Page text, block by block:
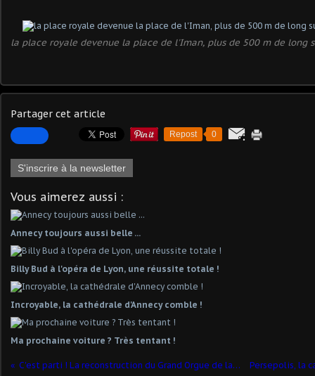
la place royale devenue la place de l'Iman, plus de 500 m de long
Partager cet article
Repost 0
S'inscrire à la newsletter
Vous aimerez aussi :
Annecy toujours aussi belle ...
Billy Bud à l'opéra de Lyon, une réussite totale !
Incroyable, la cathédrale d'Annecy comble !
Ma prochaine voiture ? Très tentant !
C'est parti ! La reconstruction du Grand Orgue de la Cathédrale de Lyon...